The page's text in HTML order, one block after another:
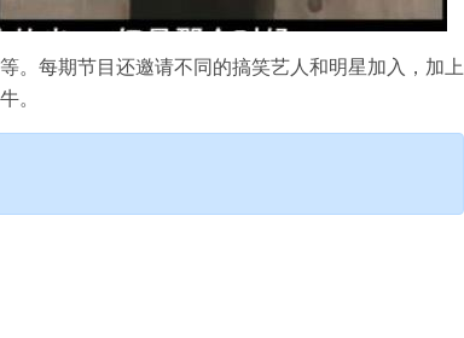
。每期节目还邀请不同的搞笑艺人和明星加入，加上
。